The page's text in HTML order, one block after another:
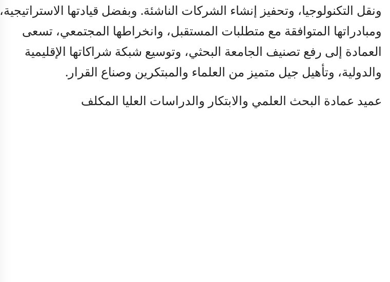
ونقل التكنولوجيا، وتحفيز إنشاء الشركات الناشئة. وبفضل قيادتها الاستراتيجية،
ومبادراتها المتوافقة مع متطلبات المستقبل، وانخراطها المجتمعي، تسعى
العمادة إلى رفع تصنيف الجامعة البحثي، وتوسيع شبكة شراكاتها الإقليمية
والدولية، وتأهيل جيل متميز من العلماء والمبتكرين وصناع القرار.
عميد عمادة البحث العلمي والابتكار والدراسات العليا المكلف